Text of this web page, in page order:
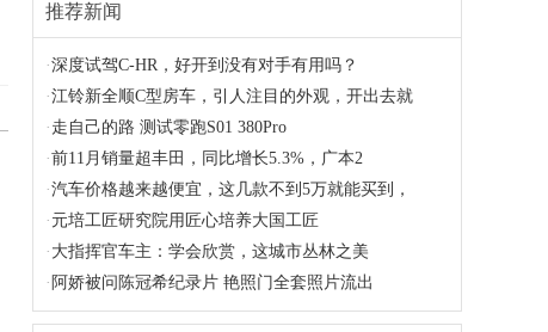
推荐新闻
·深度试驾C-HR，好开到没有对手有用吗？
·江铃新全顺C型房车，引人注目的外观，开出去就
· 走自己的路 测试零跑S01 380Pro
·前11月销量超丰田，同比增长5.3%，广本2
·汽车价格越来越便宜，这几款不到5万就能买到，
· 元培工匠研究院用匠心培养大国工匠
· 大指挥官车主：学会欣赏，这城市丛林之美
· 阿娇被问陈冠希纪录片 艳照门全套照片流出